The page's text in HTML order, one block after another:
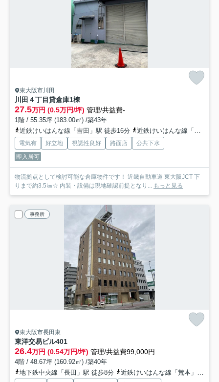
東大阪市川田
川田４丁目貸倉庫1棟
27.5万円 (0.5万円/坪) 管理/共益費-
1階 / 55.35坪 (183.00㎡) /築43年
近鉄けいはんな線「吉田」駅 徒歩16分
近鉄けいはんな線「新石切」駅 徒歩30分
電気有 好立地 視認性良好 路面店
公共下水
即入居可
物流拠点として検討可能な倉庫物件です！ 近畿自動車道 東大阪JCT 下
りまで約3.5㎞☆ 内装・設備は現地確認前提となり...
もっと見る
事務所
東大阪市長田東
東洋交易ビル401
26.4万円 (0.54万円/坪) 管理/共益費99,000円
4階 / 48.67坪 (160.92㎡) /築40年
地下鉄中央線「長田」駅 徒歩8分
近鉄けいはんな線「荒本」駅 徒歩15分